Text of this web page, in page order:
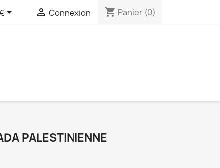
  Connexion shopping_cart Panier (0)
PALESTINIENNE